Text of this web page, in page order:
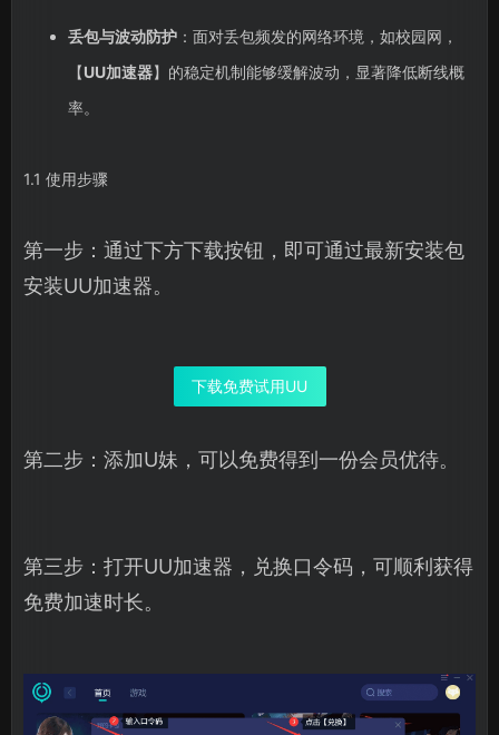
丢包与波动防护：面对丢包频发的网络环境，如校园网，
【UU加速器】的稳定机制能够缓解波动，显著降低断线概
率。
1.1 使用步骤
第一步：通过下方下载按钮，即可通过最新安装包
安装UU加速器。
下载免费试用UU
第二步：添加U妹，可以免费得到一份会员优待。
第三步：打开UU加速器，兑换口令码，可顺利获得
免费加速时长。